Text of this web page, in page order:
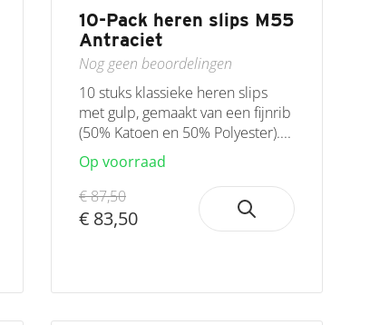
10-Pack heren slips M55
Antraciet
Nog geen beoordelingen
10 stuks klassieke heren slips
met gulp, gemaakt van een fijnrib
(50% Katoen en 50% Polyester)....
Op voorraad
€ 87,50
€ 83,50